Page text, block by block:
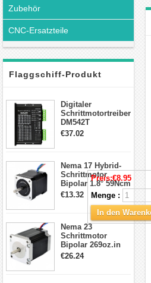
Zubehör
CNC-Ersatzteile
Flaggschiff-Produkt
Digitaler
Schrittmotortreiber
DM542T
Schrittmotor
Schrittmotor
€37.02
Nema 17 Hybrid-
Schrittmotor
Bipolar 1.8° 59Ncm
2A 4 Drähte mit 1m
Kabel & Stecker
Drucker/CNC
€13.32
Nema 23
Schrittmotor
Bipolar 269oz.in
2,8A 57x57x76mm
€26.24
Preis:€8.95
Menge :
In den